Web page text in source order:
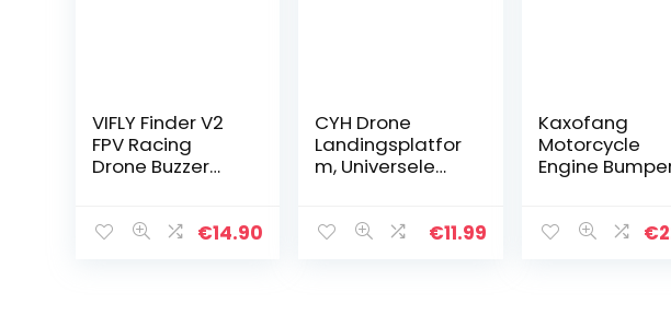
VIFLY Finder V2
FPV Racing
Drone Buzzer
Alarm 110dB €14.90
CYH Drone
Landingsplatfor
m, Universele
Landingsplatfor
€11.99
Kaxofang
Motorcycle
Engine
CRF 1100 L Anti
€